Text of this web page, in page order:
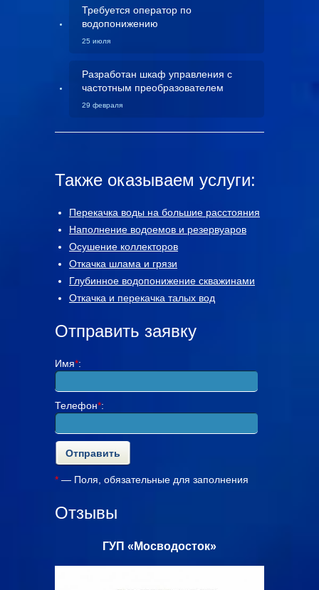
Требуется оператор по
водопонижению
25 июля
Разработан шкаф управления с
частотным преобразователем
29 февраля
Также оказываем услуги:
Перекачка воды на большие расстояния
Наполнение водоемов и резервуаров
Осушение коллекторов
Откачка шлама и грязи
Глубинное водопонижение скважинами
Откачка и перекачка талых вод
Отправить заявку
Имя*:
Телефон*:
* — Поля, обязательные для заполнения
Отзывы
ГУП «Мосводосток»